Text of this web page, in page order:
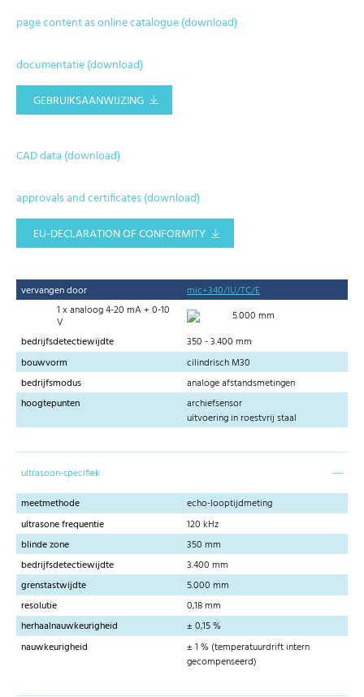
page content as online catalogue (download)
documentatie (download)
GEBRUIKSAANWIJZING
CAD data (download)
approvals and certificates (download)
EU-DECLARATION OF CONFORMITY
vervangen door
mic+340/IU/TC/E
1 x analoog 4-20 mA + 0-10
V
5.000 mm
bedrijfsdetectiewijdte
350 - 3.400 mm
bouwvorm
cilindrisch M30
bedrijfsmodus
analoge afstandsmetingen
hoogtepunten
archiefsensor
uitvoering in roestvrij staal
ultrasoon-specifiek
meetmethode
echo-looptijdmeting
ultrasone frequentie
120 kHz
blinde zone
350 mm
bedrijfsdetectiewijdte
3.400 mm
grenstastwijdte
5.000 mm
resolutie
0,18 mm
herhaalnauwkeurigheid
± 0,15 %
nauwkeurigheid
± 1 % (temperatuurdrift intern
gecompenseerd)